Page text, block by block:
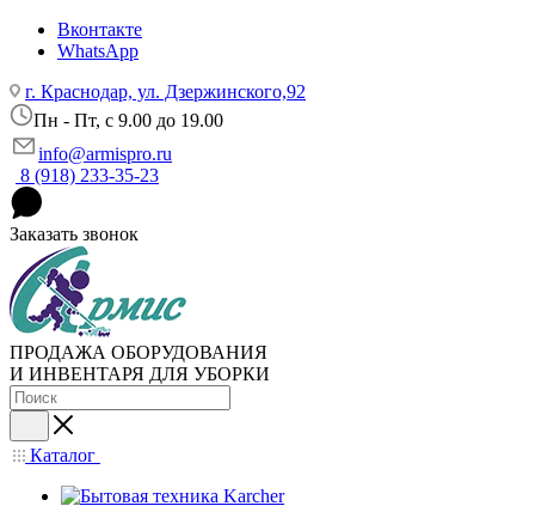
Вконтакте
WhatsApp
г. Краснодар, ул. Дзержинского,92
Пн - Пт, c 9.00 до 19.00
info@armispro.ru
8 (918) 233-35-23
Заказать звонок
ПРОДАЖА ОБОРУДОВАНИЯ
И ИНВЕНТАРЯ ДЛЯ УБОРКИ
Каталог